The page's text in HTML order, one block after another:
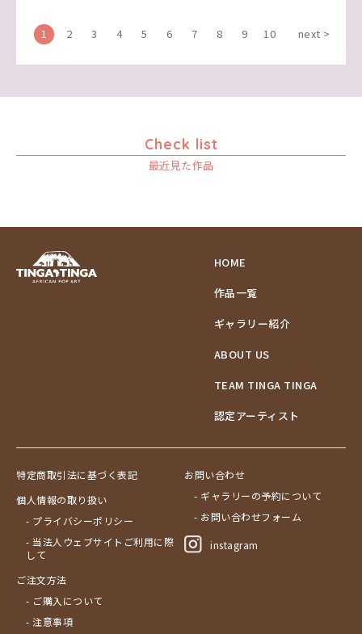
1 2 3 4 5 6 7 8 9 10 next >
Check list
最近見た作品
HOME
作品一覧
ギャラリー紹介
ABOUT US
TEAM TINGA TINGA
認定アーティスト
特定商取引法に基づく表記
個人情報の取り扱い
- プライバシーポリシー
- 当法人ウェブサイトご利用に際
して
ご注文方法
- ご購入について
- 注意事項
お問い合わせ
- ギャラリーの予約について
- お問い合わせフォーム
instagram